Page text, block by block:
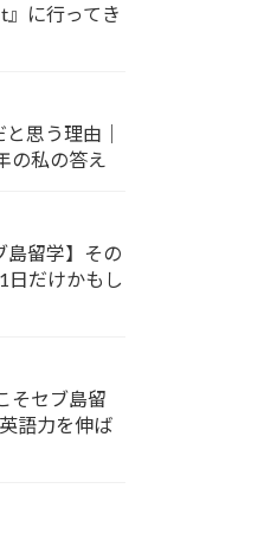
に行ってき
思う理由｜
の私の答え
島留学】その
日だけかもし
そセブ島留
語力を伸ば